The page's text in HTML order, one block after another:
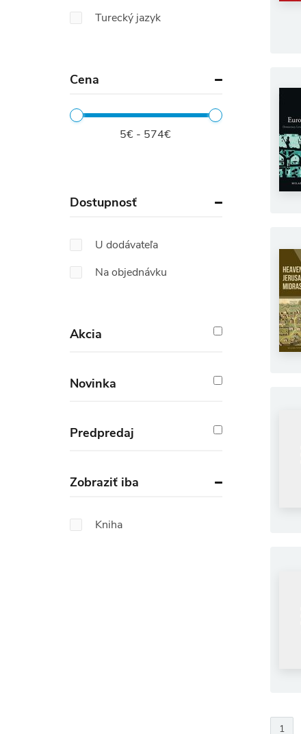
Turecký jazyk
Cena
5€ - 574€
Dostupnosť
U dodávateľa
Na objednávku
Akcia
Novinka
Predpredaj
Zobraziť iba
Kniha
1